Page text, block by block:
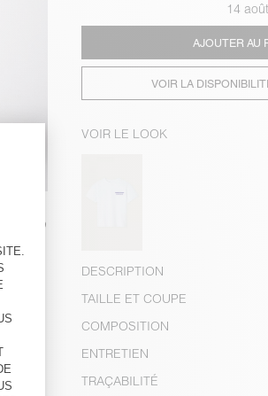
14 août
AJOUTER AU
VOIR LA
VOIR LE LOOK
DESCRIPTION
TAILLE ET COUPE
COMPOSITION
ENTRETIEN
TRAÇABILITÉ